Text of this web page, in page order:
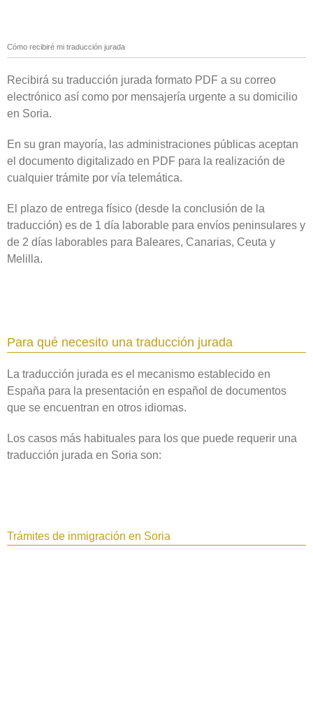
Cómo recibiré mi traducción jurada
Recibirá su traducción jurada formato PDF a su correo
electrónico así como por mensajería urgente a su domicilio
en Soria‎.
En su gran mayoría, las administraciones públicas aceptan
el documento digitalizado en PDF para la realización de
cualquier trámite por vía telemática.
El plazo de entrega físico (desde la conclusión de la
traducción) es de 1 día laborable para envíos peninsulares y
de 2 días laborables para Baleares, Canarias, Ceuta y
Melilla.
Para qué necesito una traducción jurada
La traducción jurada es el mecanismo establecido en
España para la presentación en español de documentos
que se encuentran en otros idiomas.
Los casos más habituales para los que puede requerir una
traducción jurada en Soria‎ son:
Trámites de inmigración en Soria‎